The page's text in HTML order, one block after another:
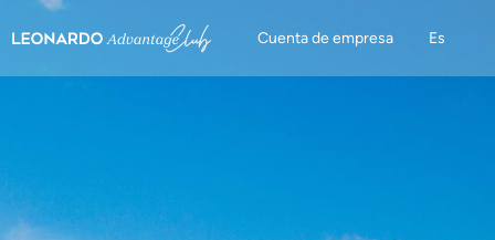
Cuenta de empresa Es